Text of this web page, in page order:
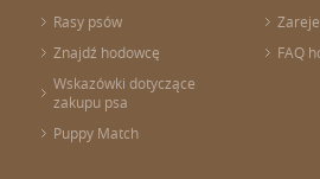
Rasy psów
Znajdź hodowcę
Wskazówki dotyczące
zakupu psa
Puppy Match
FAQ